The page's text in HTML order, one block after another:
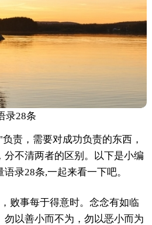
录28条
责，需要对成功负责的东西，
分不清两者的区别。以下是小编
录28条,一起来看一下吧。
败事每于得意时。念念有如临
勿以善小而不为，勿以恶小而为